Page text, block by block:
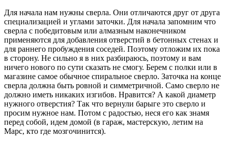
Для начала нам нужны сверла. Они отличаются друг от друга
специализацией и углами заточки. Для начала запомним что
сверла с победитовым или алмазным наконечником
применяются для добавления отверстий в бетонных стенах и
для раннего пробуждения соседей. Поэтому отложим их пока
в сторону. Не сильно я в них разбираюсь, поэтому и вам
ничего нового по сути сказать не смогу. Берем с полки или в
магазине самое обычное спиральное сверло. Заточка на конце
сверла должна быть ровной и симметричной. Само сверло не
должно иметь никаких изгибов. Нравится? А какой диаметр
нужного отверстия? Так что вернули барыге это сверло и
просим нужное нам. Потом с радостью, неся его как знамя
перед собой, идем домой (в гараж, мастерскую, летим на
Марс, кто где мозгочинится).